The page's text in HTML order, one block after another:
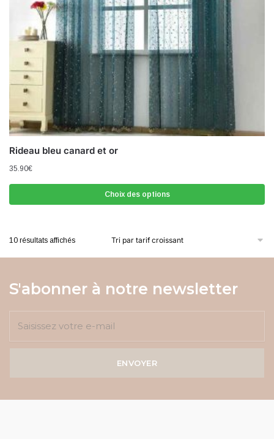
Rideau bleu canard et or
35.90€
Choix des options
10 résultats affichés
S'abonner à notre newsletter
ENVOYER